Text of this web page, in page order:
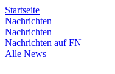
Startseite
Nachrichten
Nachrichten
Nachrichten auf FN
Alle News